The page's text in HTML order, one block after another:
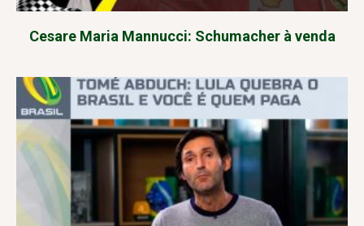
Cesare Maria Mannucci: Schumacher à venda